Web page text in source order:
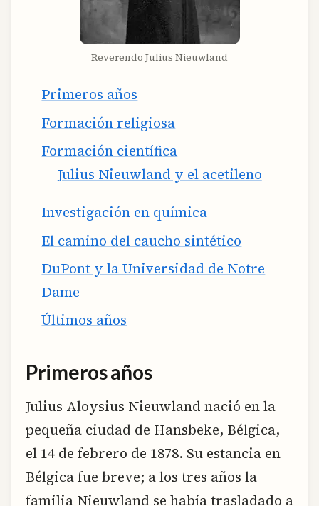
Reverendo Julius Nieuwland
Primeros años
Formación religiosa
Formación científica
Julius Nieuwland y el acetileno
Investigación en química
El camino del caucho sintético
DuPont y la Universidad de Notre
Dame
Últimos años
Primeros años
Julius Aloysius Nieuwland nació en la
pequeña ciudad de Hansbeke, Bélgica,
el 14 de febrero de 1878. Su estancia en
Bélgica fue breve; a los tres años la
familia Nieuwland se había trasladado a